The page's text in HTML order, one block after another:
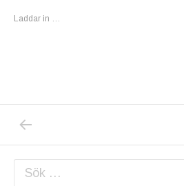
Laddar in …
Inläggsnavigering
Sök efter: